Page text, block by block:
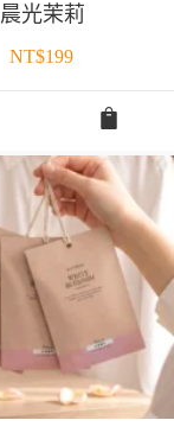
晨光茉莉
NT$199